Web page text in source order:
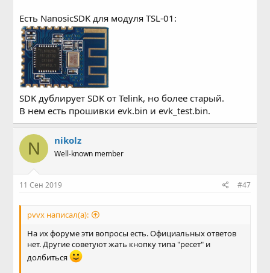
Есть NanosicSDK для модуля TSL-01:
SDK дублирует SDK от Telink, но более старый.
В нем есть прошивки evk.bin и evk_test.bin.
N nikolz
Well-known member
11 Сен 2019 #47
pvvx написал(а):
На их форуме эти вопросы есть. Официальных ответов
нет. Другие советуют жать кнопку типа "ресет" и
долбиться